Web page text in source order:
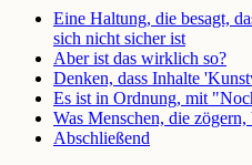
Eine Haltung, die besagt,
sich nicht sicher ist
Aber ist das wirklich so?
Denken, dass Inhalte
Es ist in Ordnung, mit
Was Menschen, die
Abschließend